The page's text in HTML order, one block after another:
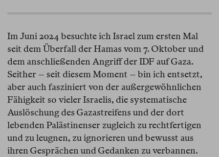
Im Juni 2024 besuchte ich Israel zum ersten Mal
seit dem Überfall der Hamas vom 7. Oktober und
dem anschließenden Angriff der IDF auf Gaza.
Seither – seit diesem Moment – bin ich entsetzt,
aber auch fasziniert von der außergewöhnlichen
Fähigkeit so vieler Israelis, die systematische
Auslöschung des Gazastreifens und der dort
lebenden Palästinenser zugleich zu rechtfertigen
und zu leugnen, zu ignorieren und bewusst aus
ihren Gesprächen und Gedanken zu verbannen.